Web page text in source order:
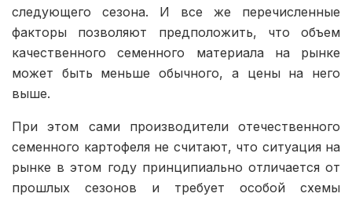
следующего сезона. И все же перечисленные
факторы позволяют предположить, что объем
качественного семенного материала на рынке
может быть меньше обычного, а цены на него
выше.
При этом сами производители отечественного
семенного картофеля не считают, что ситуация на
рынке в этом году принципиально отличается от
прошлых сезонов и требует особой схемы